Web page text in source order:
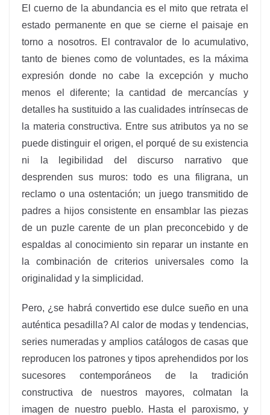
El cuerno de la abundancia es el mito que retrata el
estado permanente en que se cierne el paisaje en
torno a nosotros. El contravalor de lo acumulativo,
tanto de bienes como de voluntades, es la máxima
expresión donde no cabe la excepción y mucho
menos el diferente; la cantidad de mercancías y
detalles ha sustituido a las cualidades intrínsecas de
la materia constructiva. Entre sus atributos ya no se
puede distinguir el origen, el porqué de su existencia
ni la legibilidad del discurso narrativo que
desprenden sus muros: todo es una filigrana, un
reclamo o una ostentación; un juego transmitido de
padres a hijos consistente en ensamblar las piezas
de un puzle carente de un plan preconcebido y de
espaldas al conocimiento sin reparar un instante en
la combinación de criterios universales como la
originalidad y la simplicidad.
Pero, ¿se habrá convertido ese dulce sueño en una
auténtica pesadilla? Al calor de modas y tendencias,
series numeradas y amplios catálogos de casas que
reproducen los patrones y tipos aprehendidos por los
sucesores contemporáneos de la tradición
constructiva de nuestros mayores, colmatan la
imagen de nuestro pueblo. Hasta el paroxismo, y